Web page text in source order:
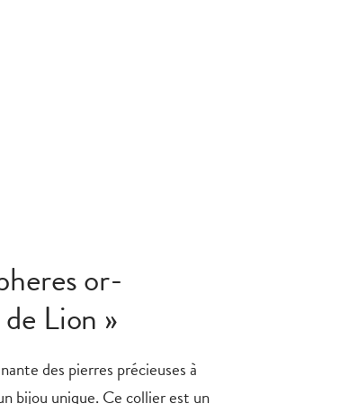
or-
Lion »
des pierres précieuses à
bijou unique. Ce collier est un